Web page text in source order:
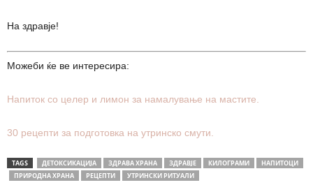
На здравје!
Можеби ќе ве интересира:
Напиток со целер и лимон за намалување на мастите.
30 рецепти за подготовка на утринско смути.
TAGS ДЕТОКСИКАЦИЈА ЗДРАВА ХРАНА ЗДРАВЈЕ КИЛОГРАМИ
НАПИТОЦИ
ПРИРОДНА ХРАНА
РЕЦЕПТИ УТРИНСКИ РИТУАЛИ